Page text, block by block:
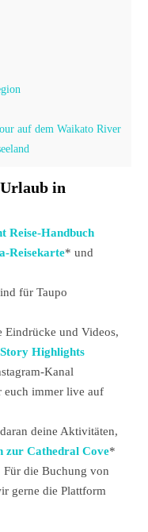
auf dem Waikato River
in
Reise-Handbuch
Reisekarte* und
für Taupo
Eindrücke und Videos,
Highlights
Kanal
euch immer live auf
deine Aktivitäten,
zur Cathedral Cove*
die Buchung von
gerne die Plattform